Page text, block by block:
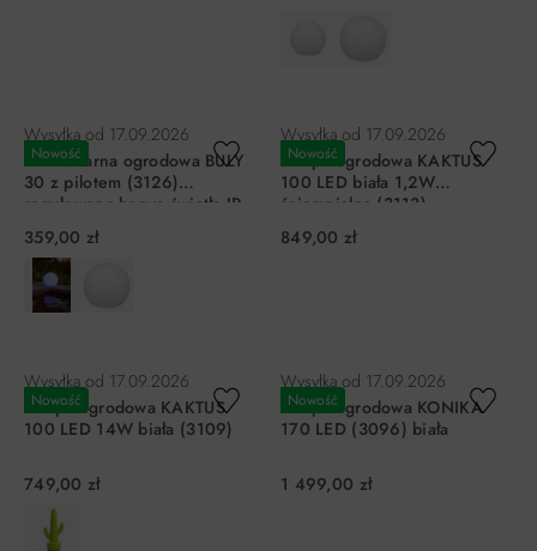
Nowość
Wysyłka od 17.09.2026
Kula solarna ogrodowa BULY
30 z pilotem (3126)
regulowana barwa światła IP
65
359,00 zł
Nowość
Wysyłka od 17.09.2026
Lampa ogrodowa KAKTUS
100 LED biała 1,2W
ściemnialna (3113)
849,00 zł
Nowość
Wysyłka od 17.09.2026
Lampa ogrodowa KAKTUS
100 LED 14W biała (3109)
749,00 zł
Nowość
Wysyłka od 17.09.2026
Lampa ogrodowa KONIKA
170 LED (3096) biała
1 499,00 zł